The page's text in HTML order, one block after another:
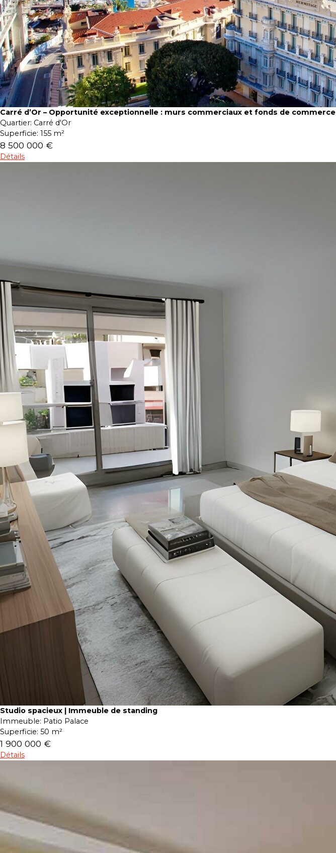
Carré d’Or – Opportunité exceptionnelle : murs commerciaux et fonds de commerce
Quartier: Carré d'Or
Superficie: 155 m²
8 500 000 €
Détails
Studio spacieux | Immeuble de standing
Immeuble: Patio Palace
Superficie: 50 m²
1 900 000 €
Détails